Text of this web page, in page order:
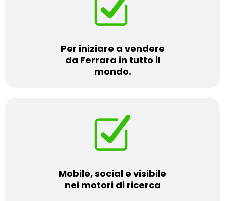
Per iniziare a vendere
da Ferrara in tutto il
mondo.
Mobile, social e visibile
nei motori di ricerca